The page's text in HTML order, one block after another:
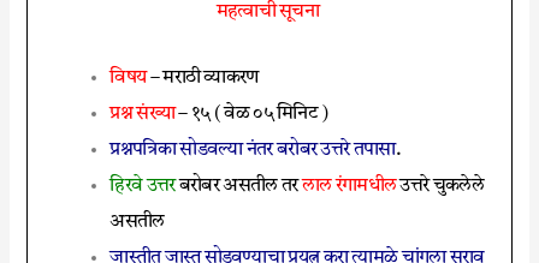
महत्वाची सूचना
विषय– मराठी व्याकरण
प्रश्न संख्या– १५ ( वेळ ०५ मिनिट )
प्रश्नपत्रिका सोडवल्या नंतर बरोबर उत्तरे तपासा.
हिरवे उत्तरबरोबर असतील तरलाल रंगामधीलउत्तरे चुकलेले
असतील
जास्तीत जास्त सोडवण्याचा प्रयत्न करा त्यामूळे चांगला सराव